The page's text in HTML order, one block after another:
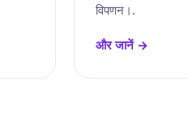
विपणन।.
और जानें →